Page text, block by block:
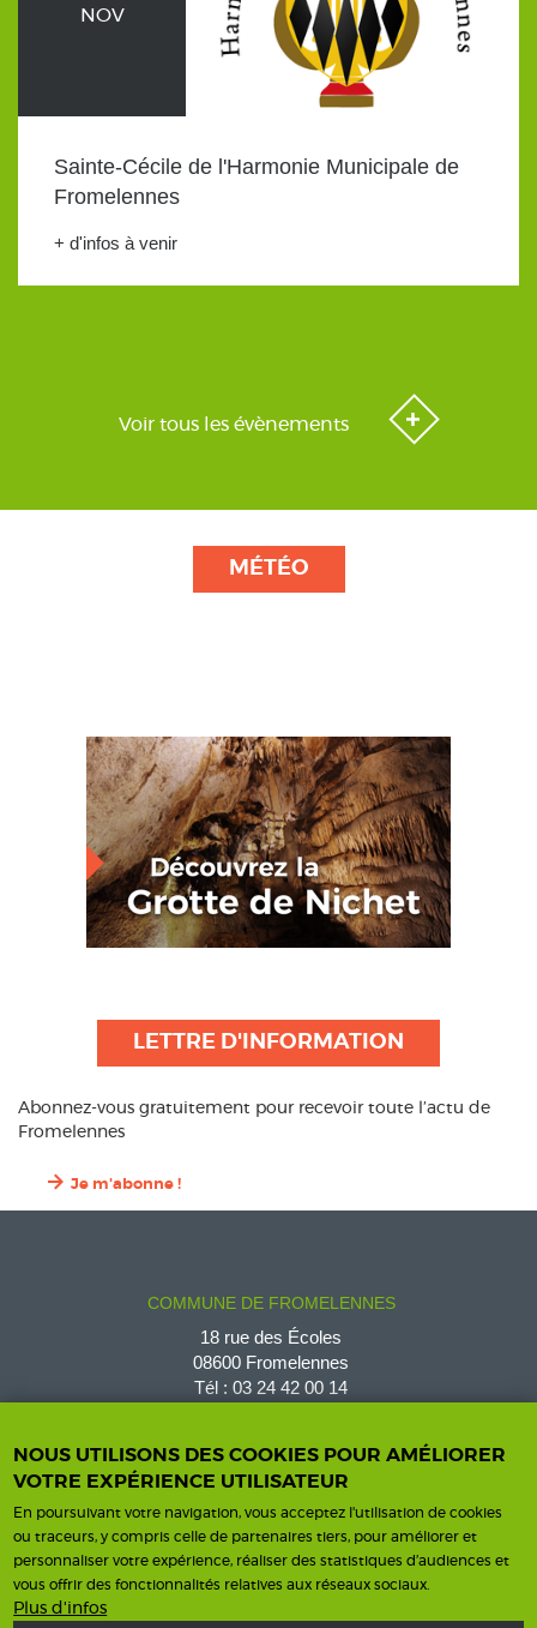
NOV
Sainte-Cécile de l'Harmonie Municipale de
Fromelennes
+ d'infos à venir
Voir tous les évènements
MÉTÉO
LETTRE D'INFORMATION
Abonnez-vous gratuitement pour recevoir toute l’actu de
Fromelennes
Je m'abonne !
COMMUNE DE FROMELENNES
18 rue des Écoles
08600 Fromelennes
Tél : 03 24 42 00 14
Contact
Horaires
Horaires d'ouverture
NOUS UTILISONS DES COOKIES POUR AMÉLIORER
VOTRE EXPÉRIENCE UTILISATEUR
En poursuivant votre navigation, vous acceptez l'utilisation de cookies
ou traceurs, y compris celle de partenaires tiers, pour améliorer et
personnaliser votre expérience, réaliser des statistiques d’audiences et
vous offrir des fonctionnalités relatives aux réseaux sociaux.
Plus d'infos